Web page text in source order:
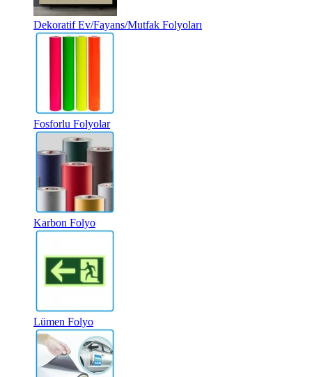
Dekoratif Ev/Fayans/Mutfak Folyoları
Fosforlu Folyolar
Karbon Folyo
Lümen Folyo